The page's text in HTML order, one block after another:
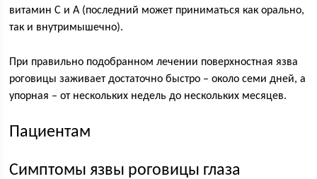
витамин С и А (последний может приниматься как орально,
так и внутримышечно).
При правильно подобранном лечении поверхностная язва
роговицы заживает достаточно быстро – около семи дней, а
упорная – от нескольких недель до нескольких месяцев.
Пациентам
Симптомы язвы роговицы глаза